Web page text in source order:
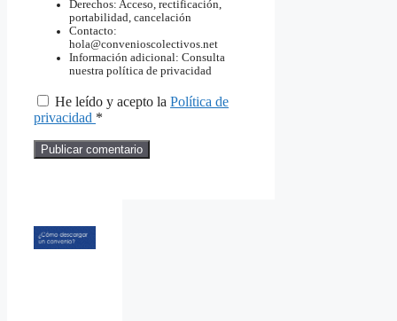
Derechos: Acceso, rectificación,
portabilidad, cancelación
Contacto:
hola@convenioscolectivos.net
Información adicional: Consulta
nuestra política de privacidad
He leído y acepto la Política de
privacidad *